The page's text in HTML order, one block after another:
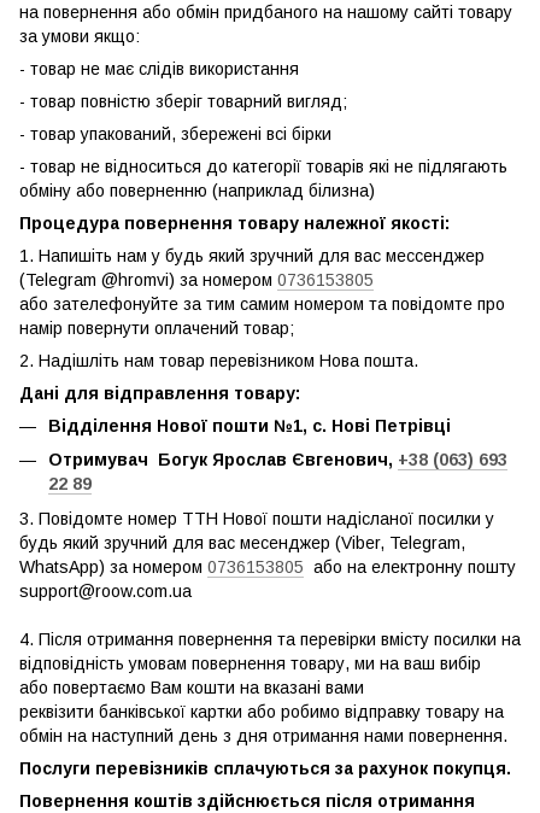
на повернення або обмін придбаного на нашому сайті товару
за умови якщо:
- товар не має слідів використання
- товар повністю зберіг товарний вигляд;
- товар упакований, збережені всі бірки
- товар не відноситься до категорії товарів які не підлягають
обміну або поверненню (наприклад білизна)
Процедура повернення товару належної якості:
1. Напишіть нам у будь який зручний для вас мессенджер
(Telegram @hromvi) за номером 0736153805
або зателефонуйте за тим самим номером та повідомте про
намір повернути оплачений товар;
2. Надішліть нам товар перевізником Нова пошта.
Дані для відправлення товару:
Відділення Нової пошти №1, с. Нові Петрівці
Отримувач Богук Ярослав Євгенович, +38 (063) 693
22 89
3. Повідомте номер ТТН Нової пошти надісланої посилки у
будь який зручний для вас месенджер (Viber, Telegram,
WhatsApp) за номером 0736153805 або на електронну пошту
support@roow.com.ua
4. Після отримання повернення та перевірки вмісту посилки на
відповідність умовам повернення товару, ми на ваш вибір
або повертаємо Вам кошти на вказані вами
реквізити банківської картки або робимо відправку товару на
обмін на наступний день з дня отримання нами повернення.
Послуги перевізників сплачуються за рахунок покупця.
Повернення коштів здійснюється після отримання